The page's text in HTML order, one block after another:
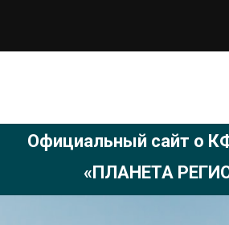
Официальный сайт о
«ПЛАНЕТА